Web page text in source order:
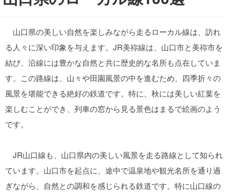
山口県の美しい自然を楽しみながら走るローカル線は、訪れ
る人々に深い印象を与えます。JR美祢線は、山口市と美祢市を
結び、沿線には豊かな自然と共に歴史的な名所も点在していま
す。この路線は、山々や田園風景の中を進むため、四季折々の
風景を堪能できる絶好の鉄道です。特に、秋には美しい紅葉を
楽しむことができ、列車の窓から見る景色はまるで絵画のよう
です。
JR山口線も、山口県内の美しい風景を走る路線として知られ
ています。山口市を起点に、途中で温泉地や観光名所を通り過
ぎながら、自然との調和を感じられる鉄道です。特に山口線の